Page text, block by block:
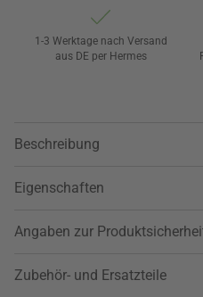
1-3 Werktage nach Versand
aus DE per Hermes
Beschreibung
Eigenschaften
Angaben zur
Zubehör- und Ersatzteile